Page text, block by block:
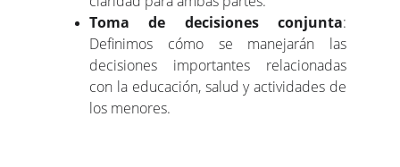
Toma de decisiones conjunta:
Definimos cómo se manejarán las
decisiones importantes relacionadas
con la educación, salud y actividades de
los menores.